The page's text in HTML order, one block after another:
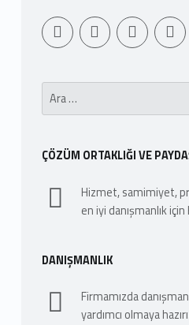
WebMan on Facebook
YoutubeWebMan Design
Arama:
ÇÖZÜM ORTAKLIĞI VE
Hizmet, samimiyet,
en iyi danışmanlık için
DANIŞMANLIK
Firmamızda
yardımcı olmaya